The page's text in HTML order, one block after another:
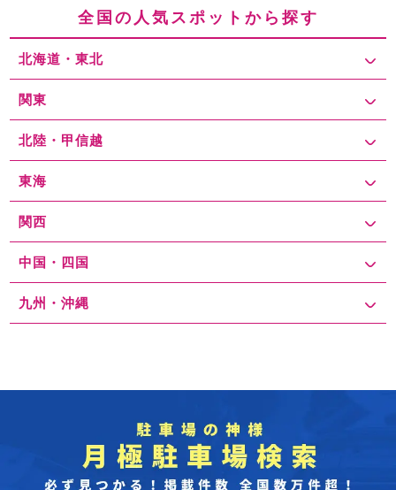
全国の人気スポットから探す
北海道・東北
関東
北陸・甲信越
東海
関西
中国・四国
九州・沖縄